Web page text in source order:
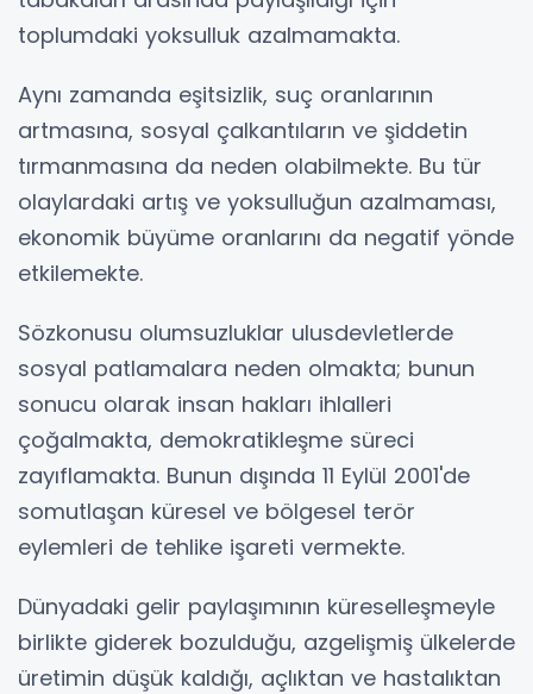
toplumdaki yoksulluk azalmamakta.
Aynı zamanda eşitsizlik, suç oranlarının
artmasına, sosyal çalkantıların ve şiddetin
tırmanmasına da neden olabilmekte. Bu tür
olaylardaki artış ve yoksulluğun azalmaması,
ekonomik büyüme oranlarını da negatif yönde
etkilemekte.
Sözkonusu olumsuzluklar ulusdevletlerde
sosyal patlamalara neden olmakta; bunun
sonucu olarak insan hakları ihlalleri
çoğalmakta, demokratikleşme süreci
zayıflamakta. Bunun dışında 11 Eylül 2001'de
somutlaşan küresel ve bölgesel terör
eylemleri de tehlike işareti vermekte.
Dünyadaki gelir paylaşımının küreselleşmeyle
birlikte giderek bozulduğu, azgelişmiş ülkelerde
üretimin düşük kaldığı, açlıktan ve hastalıktan